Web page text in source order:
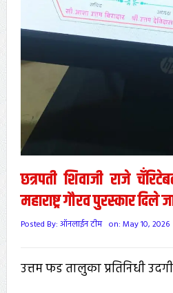
छत्रपती शिवाजी राजे
महाराष्ट्र गौरव पुरस्कार दिले
Posted By: ऑनलाईन टीम on: May 10, 2026
उत्तम फड तालुका प्रतिनिधी